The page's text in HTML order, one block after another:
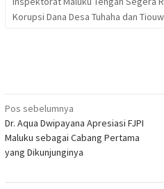
Korupsi Dana Desa Tuhaha dan Tiouw
Navigasi
pos
Pos sebelumnya
Dr. Aqua Dwipayana Apresiasi FJPI
Maluku sebagai Cabang Pertama
yang Dikunjunginya